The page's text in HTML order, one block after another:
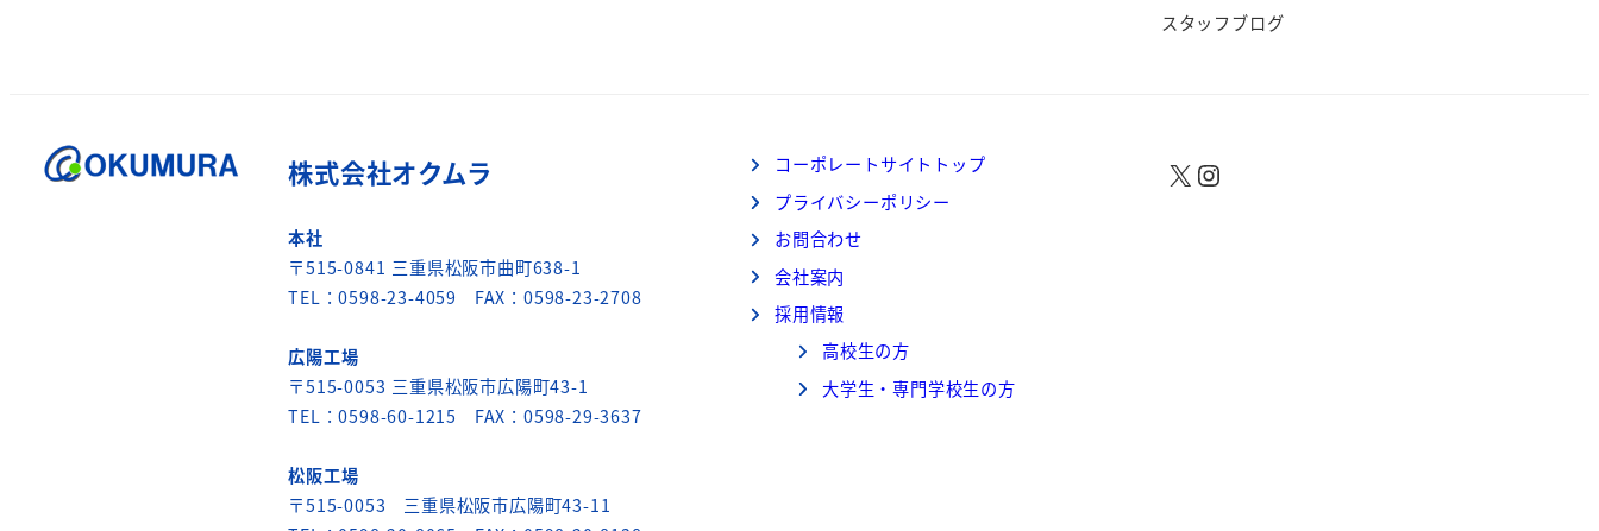
スタッフブログ
株式会社オクムラ
本社
〒515-0841 三重県松阪市曲町638-1
TEL：0598-23-4059 FAX：0598-23-2708
広陽工場
〒515-0053 三重県松阪市広陽町43-1
TEL：0598-60-1215 FAX：0598-29-3637
松阪工場
〒515-0053 三重県松阪市広陽町43-11
コーポレートサイトトップ
プライバシーポリシー
お問合わせ
会社案内
採用情報
高校生の方
大学生・専門学校生の方
X Instagram